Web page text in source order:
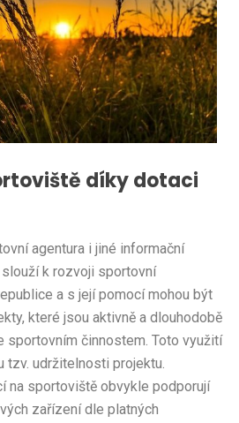
díky dotaci
agentura i jiné informační
k rozvoji sportovní
a s její pomocí mohou být
které jsou aktivně a dlouhodobě
sportovním činnostem. Toto využití
tzv. udržitelnosti projektu.
na sportoviště obvykle podporují
zařízení dle platných